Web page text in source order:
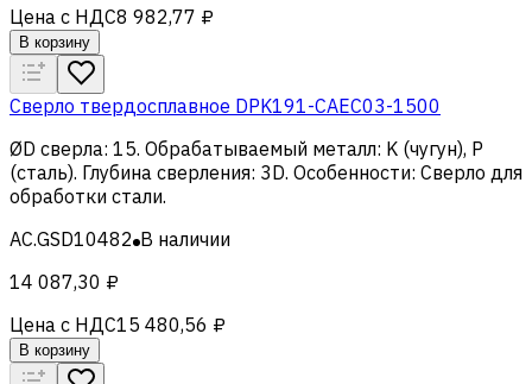
Цена с НДС8 982,77 ₽
В корзину
Сверло твердосплавное DPK191-CAEC03-1500
ØD сверла: 15. Обрабатываемый металл: K (чугун), Р
(сталь). Глубина сверления: 3D. Особенности: Сверло для
обработки стали.
AC.GSD10482 В наличии
14 087,30 ₽
Цена с НДС15 480,56 ₽
В корзину